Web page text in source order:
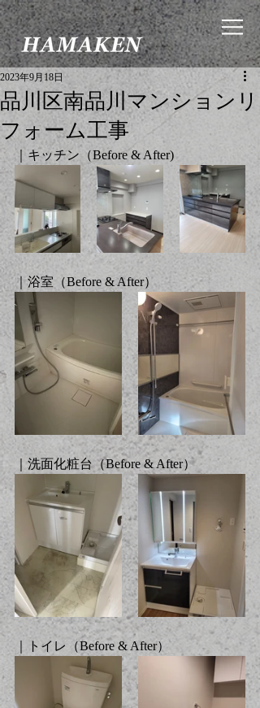
品川区南品川マンションリ
フォーム工事
2023年9月18日
｜キッチン（Before & After)
｜浴室（Before & After）
｜洗面化粧台（Before & After）
｜トイレ（Before & After）